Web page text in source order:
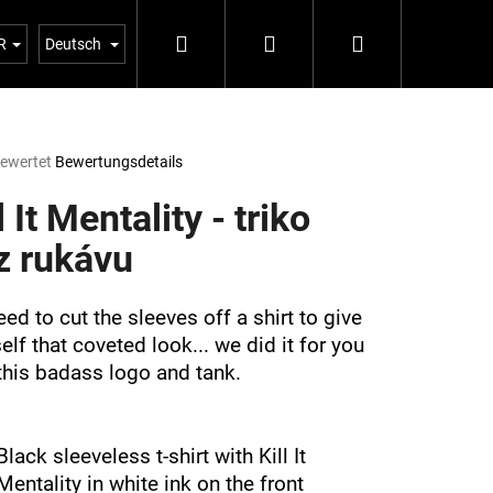
Deutsch Suchen Login Warenkorb
Bewertungsdetails
It Mentality - triko
rukávu
to cut the sleeves off a shirt to give
that coveted look... we did it for you
badass logo and tank.
Black sleeveless t-shirt with Kill It
Mentality in white ink on the front